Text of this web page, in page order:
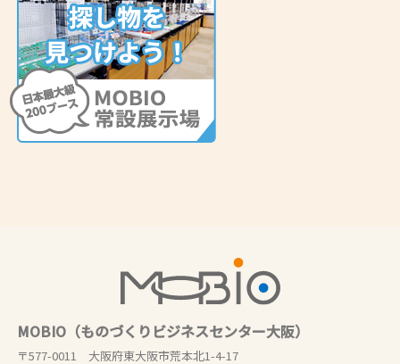
MOBIO（ものづくりビジネスセンター大阪）
〒577-0011 大阪府東大阪市荒本北1-4-17